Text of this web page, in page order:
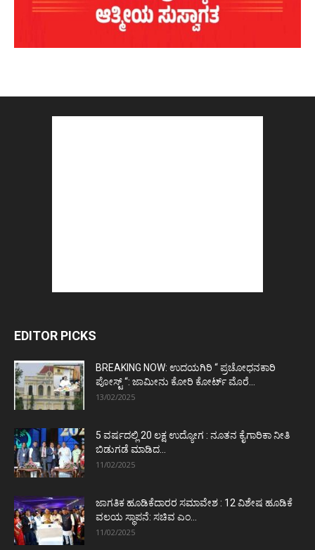
EDITOR PICKS
BREAKING NOW: ಉದಯಗಿರಿ “ ಪ್ರಚೋಧನಕಾರಿ
ಪೋಸ್ಟ್‌ “: ಜಾಮೀನು ಕೋರಿ ಕೋರ್ಟ್‌ ಮೊರೆ...
13/02/2025
5 ವರ್ಷದಲ್ಲಿ 20 ಲಕ್ಷ ಉದ್ಯೋಗ : ನೂತನ ಕೈಗಾರಿಕಾ ನೀತಿ
ಬಿಡುಗಡೆ ಮಾಡಿದ...
11/02/2025
ಜಾಗತಿಕ ಹೂಡಿಕೆದಾರರ ಸಮಾವೇಶ : 12 ವಿಶೇಷ ಹೂಡಿಕೆ
ವಲಯ ಸ್ಥಾಪನೆ: ಸಚಿವ ಎಂ...
11/02/2025